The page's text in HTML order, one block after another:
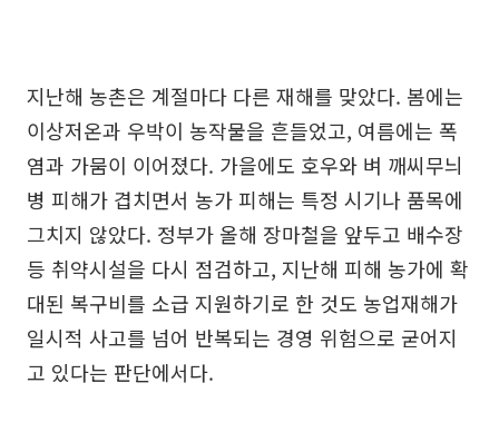
지난해 농촌은 계절마다 다른 재해를 맞았다. 봄에는
이상저온과 우박이 농작물을 흔들었고, 여름에는 폭
염과 가뭄이 이어졌다. 가을에도 호우와 벼 깨씨무늬
병 피해가 겹치면서 농가 피해는 특정 시기나 품목에
그치지 않았다. 정부가 올해 장마철을 앞두고 배수장
등 취약시설을 다시 점검하고, 지난해 피해 농가에 확
대된 복구비를 소급 지원하기로 한 것도 농업재해가
일시적 사고를 넘어 반복되는 경영 위험으로 굳어지
고 있다는 판단에서다.